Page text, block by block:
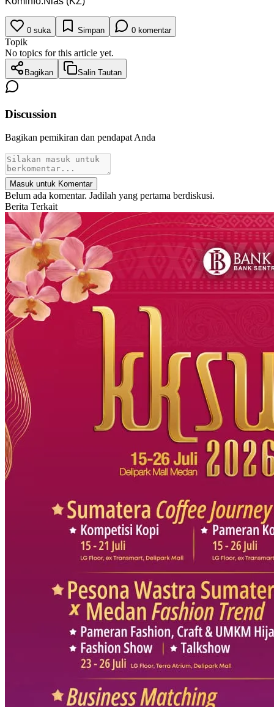
0 suka Simpan 0 komentar
Topik
No topics for this article yet.
Bagikan Salin Tautan
Discussion
Bagikan pemikiran dan pendapat Anda
Masuk untuk Komentar
Belum ada komentar. Jadilah yang pertama berdiskusi.
Berita Terkait